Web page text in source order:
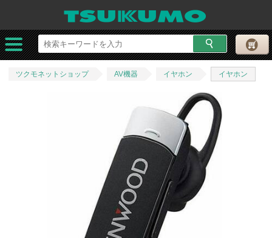
ツクモネットショップ AV機器 イヤホン イヤホン